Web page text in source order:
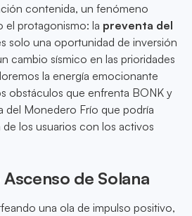
contenida, un fenómeno
el protagonismo: la preventa del
solo una oportunidad de inversión
cambio sísmico en las prioridades
la energía emocionante
obstáculos que enfrenta BONK y
del Monedero Frío que podría
los usuarios con los activos
de Solana
una ola de impulso positivo,